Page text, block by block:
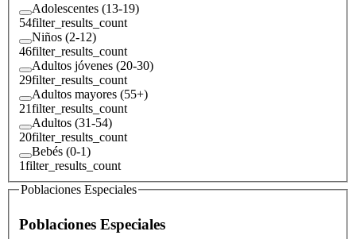
Adolescentes (13-19)
54filter_results_count
Niños (2-12)
46filter_results_count
Adultos jóvenes (20-30)
29filter_results_count
Adultos mayores (55+)
21filter_results_count
Adultos (31-54)
20filter_results_count
Bebés (0-1)
1filter_results_count
Poblaciones Especiales
Poblaciones Especiales